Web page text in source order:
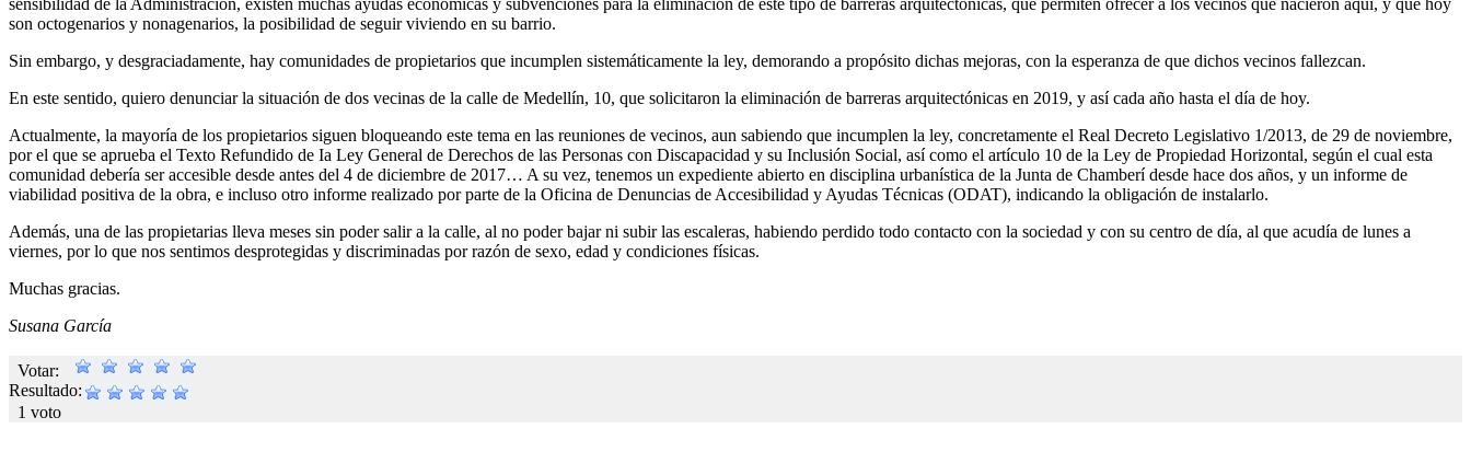
son octogenarios y nonagenarios, la posibilidad de seguir viviendo en su barrio.
Sin embargo, y desgraciadamente, hay comunidades de propietarios que incumplen sistemáticamente la ley, demorando a propósito dichas mejoras, con la esperanza de que dichos vecinos fallezcan.
En este sentido, quiero denunciar la situación de dos vecinas de la calle de Medellín, 10, que solicitaron la eliminación de barreras arquitectónicas en 2019, y así cada año hasta el día de hoy.
Actualmente, la mayoría de los propietarios siguen bloqueando este tema en las reuniones de vecinos, aun sabiendo que incumplen la ley, concretamente el Real Decreto Legislativo 1/2013, de 29 de noviembre,
por el que se aprueba el Texto Refundido de Ia Ley General de Derechos de las Personas con Discapacidad y su Inclusión Social, así como el artículo 10 de la Ley de Propiedad Horizontal, según el cual esta
comunidad debería ser accesible desde antes del 4 de diciembre de 2017… A su vez, tenemos un expediente abierto en disciplina urbanística de la Junta de Chamberí desde hace dos años, y un informe de
viabilidad positiva de la obra, e incluso otro informe realizado por parte de la Oficina de Denuncias de Accesibilidad y Ayudas Técnicas (ODAT), indicando la obligación de instalarlo.
Además, una de las propietarias lleva meses sin poder salir a la calle, al no poder bajar ni subir las escaleras, habiendo perdido todo contacto con la sociedad y con su centro de día, al que acudía de lunes a
viernes, por lo que nos sentimos desprotegidas y discriminadas por razón de sexo, edad y condiciones físicas.
Muchas gracias.
Susana García
Votar:
Resultado:
1 voto